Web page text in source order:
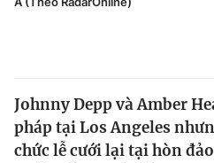
Y tế
Thế giới
Johnny Depp và Amber
pháp tại Los Angeles
chức lễ cưới lại tại hòn